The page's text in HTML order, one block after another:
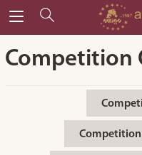
Competition
Competition